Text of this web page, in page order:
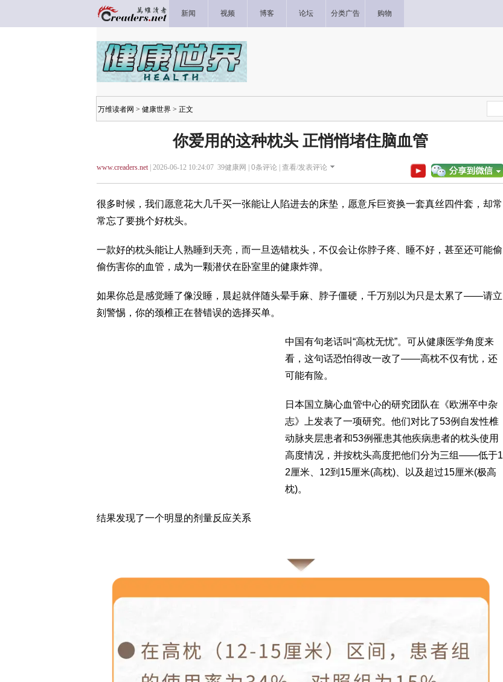
新闻 视频 博客 论坛 分类广告 购物
万维读者网 > 健康世界 > 正文
你爱用的这种枕头 正悄悄堵住脑血管
www.creaders.net| 2026-06-12 10:24:07 39健康网 | 0条评论 | 查看/发表评论
很多时候，我们愿意花大几千买一张能让人陷进去的床垫，愿意斥巨资换一套真丝四件套，却常
常忘了要挑个好枕头。
一款好的枕头能让人熟睡到天亮，而一旦选错枕头，不仅会让你脖子疼、睡不好，甚至还可能偷
偷伤害你的血管，成为一颗潜伏在卧室里的健康炸弹。
如果你总是感觉睡了像没睡，晨起就伴随头晕手麻、脖子僵硬，千万别以为只是太累了——请立
刻警惕，你的颈椎正在替错误的选择买单。
中国有句老话叫“高枕无忧”。可从健康医学角度来
看，这句话恐怕得改一改了——高枕不仅有忧，还
可能有险。
日本国立脑心血管中心的研究团队在《欧洲卒中杂
志》上发表了一项研究。他们对比了53例自发性椎
动脉夹层患者和53例罹患其他疾病患者的枕头使用
高度情况，并按枕头高度把他们分为三组——低于1
2厘米、12到15厘米(高枕)、以及超过15厘米(极高
枕)。
结果发现了一个明显的剂量反应关系